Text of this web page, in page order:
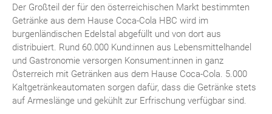
Der Großteil der für den österreichischen Markt bestimmten
Getränke aus dem Hause Coca-Cola HBC wird im
burgenländischen Edelstal abgefüllt und von dort aus
distribuiert. Rund 60.000 Kund:innen aus Lebensmittelhandel
und Gastronomie versorgen Konsument:innen in ganz
Österreich mit Getränken aus dem Hause Coca-Cola. 5.000
Kaltgetränkeautomaten sorgen dafür, dass die Getränke stets
auf Armeslänge und gekühlt zur Erfrischung verfügbar sind.